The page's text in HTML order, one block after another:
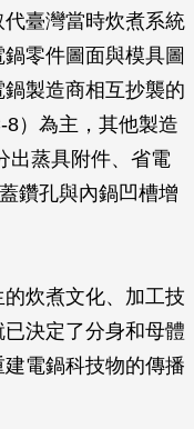
臺灣當時炊煮系統
零件圖面與模具圖
製造商相互抄襲的
8）為主，其他製造
出蒸具附件、省電
鑽孔與內鍋凹槽增
炊煮文化、加工技
決定了分身和母體
電鍋科技物的傳播